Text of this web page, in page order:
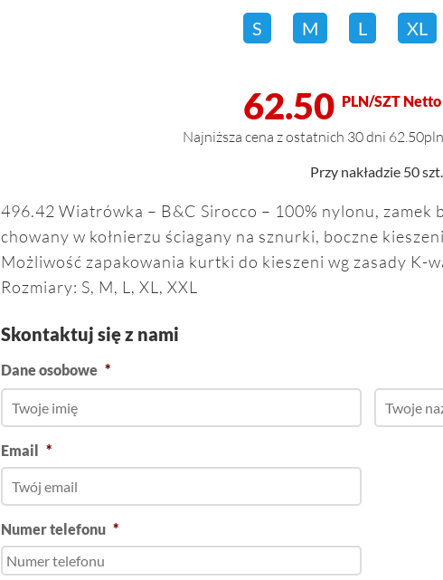
S M L XL
Przy nakładzie 50 szt.
62.50 PLN/SZT
Najniższa cena z ostatnich 30 dni
Skontaktuj się z nami
Dane osobowe *
Email *
Numer telefonu *
496.42 Wiatrówka – B&C Sirocco – 100% nylonu, zamek
chowany w kołnierzu ściagany na sznurki, boczne
Możliwość zapakowania kurtki do kieszeni wg zasady K-
Rozmiary: S, M, L, XL, XXL